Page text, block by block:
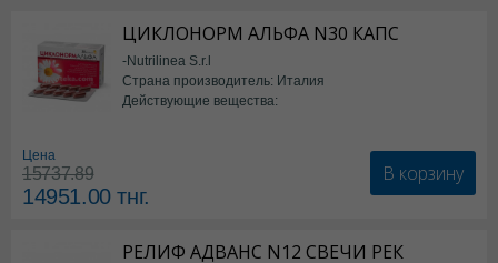
ЦИКЛОНОРМ АЛЬФА N30 КАПС
-Nutrilinea S.r.l
Страна производитель: Италия
Действующие вещества:
Цена
15737.89
14951.00тнг.
В корзину
РЕЛИФ АДВАНС N12 СВЕЧИ РЕК